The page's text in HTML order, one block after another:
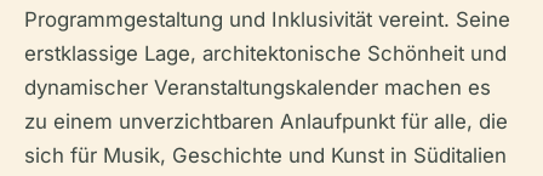
Programmgestaltung und Inklusivität vereint. Seine
erstklassige Lage, architektonische Schönheit und
dynamischer Veranstaltungskalender machen es
zu einem unverzichtbaren Anlaufpunkt für alle, die
sich für Musik, Geschichte und Kunst in Süditalien